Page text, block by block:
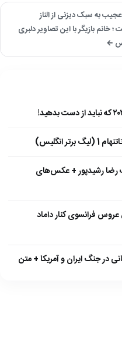
به سبک دیزنی از الناز
خانم بازیگر با این تصاویر دلبری
←
رضا رشیدپور + عکس‌های
فرانسوی کنار داماد
در جنگ ایران و آمریکا + متن